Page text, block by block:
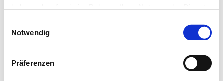
Notwendig
Präferenzen
loadingjobninja.com
for more